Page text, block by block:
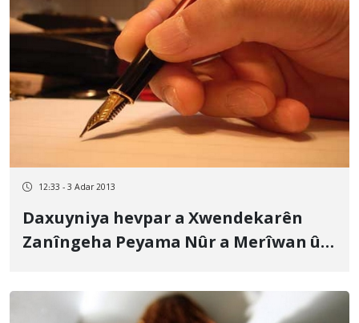
12:33 - 3 Adar 2013
Daxuyniya hevpar a Xwendekarên
Zanîngeha Peyama Nûr a Merîwan û
Xwendekarî